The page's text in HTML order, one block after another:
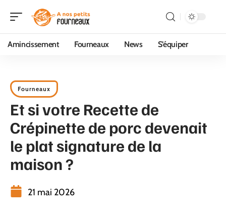
Amincissement Fourneaux News S’équiper
Fourneaux
Et si votre Recette de
Crépinette de porc devenait
le plat signature de la
maison ?
21 mai 2026